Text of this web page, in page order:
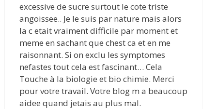
excessive de sucre surtout le cote triste
angoissee.. Je le suis par nature mais alors
la c etait vraiment difficile par moment et
meme en sachant que chest ca et en me
raisonnant. Si on exclu les symptomes
nefastes tout cela est fascinant… Cela
Touche à la biologie et bio chimie. Merci
pour votre travail. Votre blog m a beaucoup
aidee quand jetais au plus mal.